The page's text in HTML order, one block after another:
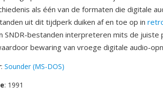
als één van de formaten die digitale
uit dit tijdperk duiken af en toe op in
SNDR-bestanden interpreteren mits de juiste
bewaring van vroege digitale audio-
: Sounder (MS-DOS)
: 1991